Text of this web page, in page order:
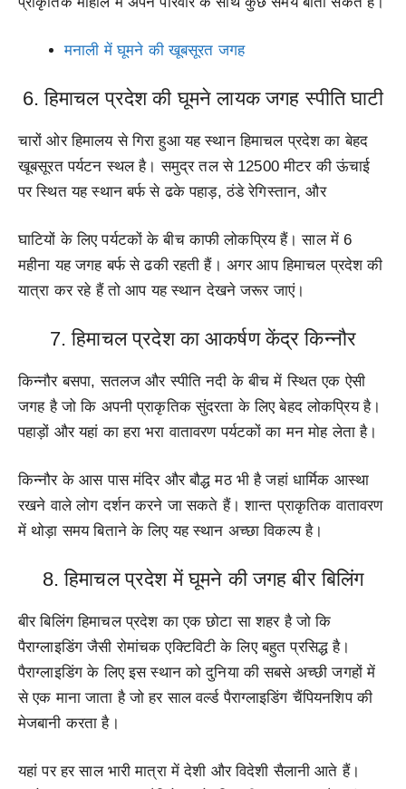
मनाली में घूमने की खूबसूरत जगह
6. हिमाचल प्रदेश की घूमने लायक जगह स्पीति घाटी
चारों ओर हिमालय से गिरा हुआ यह स्थान हिमाचल प्रदेश का बेहद
खूबसूरत पर्यटन स्थल है। समुद्र तल से 12500 मीटर की ऊंचाई
पर स्थित यह स्थान बर्फ से ढके पहाड़, ठंडे रेगिस्तान, और
घाटियों के लिए पर्यटकों के बीच काफी लोकप्रिय हैं। साल में 6
महीना यह जगह बर्फ से ढकी रहती हैं। अगर आप हिमाचल प्रदेश की
यात्रा कर रहे हैं तो आप यह स्थान देखने जरूर जाएं।
7. हिमाचल प्रदेश का आकर्षण केंद्र किन्नौर
किन्नौर बसपा, सतलज और स्पीति नदी के बीच में स्थित एक ऐसी
जगह है जो कि अपनी प्राकृतिक सुंदरता के लिए बेहद लोकप्रिय है।
पहाड़ों और यहां का हरा भरा वातावरण पर्यटकों का मन मोह लेता है।
किन्नौर के आस पास मंदिर और बौद्ध मठ भी है जहां धार्मिक आस्था
रखने वाले लोग दर्शन करने जा सकते हैं। शान्त प्राकृतिक वातावरण
में थोड़ा समय बिताने के लिए यह स्थान अच्छा विकल्प है।
8. हिमाचल प्रदेश में घूमने की जगह बीर बिलिंग
बीर बिलिंग हिमाचल प्रदेश का एक छोटा सा शहर है जो कि
पैराग्लाइडिंग जैसी रोमांचक एक्टिविटी के लिए बहुत प्रसिद्ध है।
पैराग्लाइडिंग के लिए इस स्थान को दुनिया की सबसे अच्छी जगहों में
से एक माना जाता है जो हर साल वर्ल्ड पैराग्लाइडिंग चैंपियनशिप की
मेजबानी करता है।
यहां पर हर साल भारी मात्रा में देशी और विदेशी सैलानी आते हैं।